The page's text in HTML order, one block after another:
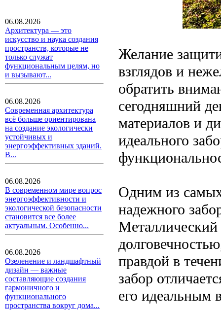
06.08.2026
Архитектура — это
искусство и наука создания
пространств, которые не
только служат
функциональным целям, но
и вызывают...
06.08.2026
Современная архитектура
всё больше ориентирована
на создание экологически
устойчивых и
энергоэффективных зданий.
В...
06.08.2026
В современном мире вопрос
энергоэффективности и
экологической безопасности
становится все более
актуальным. Особенно...
06.08.2026
Озеленение и ландшафтный
дизайн — важные
составляющие создания
гармоничного и
функционального
пространства вокруг дома...
Желание
взглядов и
обратить
сегодняшний
материалов и
идеального
Одним из
надежного
Металлический
правдой в
забор
его идеальным